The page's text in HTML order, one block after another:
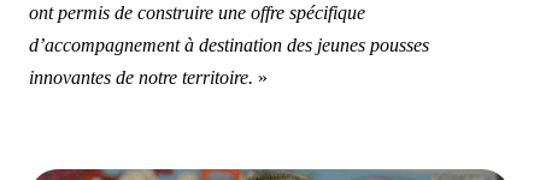
ont permis de construire une offre spécifique
d’accompagnement à destination des jeunes pousses
innovantes de notre territoire. »